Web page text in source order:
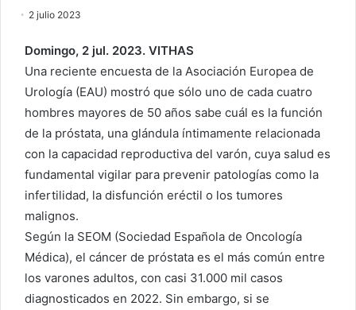
2 julio 2023
Domingo, 2 jul. 2023. VITHAS
Una reciente encuesta de la Asociación Europea de
Urología (EAU) mostró que sólo uno de cada cuatro
hombres mayores de 50 años sabe cuál es la función
de la próstata, una glándula íntimamente relacionada
con la capacidad reproductiva del varón, cuya salud es
fundamental vigilar para prevenir patologías como la
infertilidad, la disfunción eréctil o los tumores
malignos.
Según la SEOM (Sociedad Española de Oncología
Médica), el cáncer de próstata es el más común entre
los varones adultos, con casi 31.000 mil casos
diagnosticados en 2022. Sin embargo, si se